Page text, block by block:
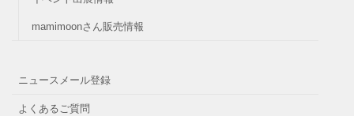
mamimoonさん販売情報
ニュースメール登録
よくあるご質問